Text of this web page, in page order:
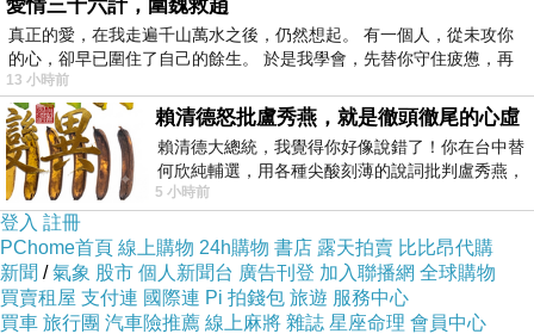
...........................就... 我佛慈悲了^^
上一篇： 心靈膚色
下一篇：
愛情三十六計，圍魏救趙
真正的愛，在我走遍千山萬水之後，仍然想起。 有一個人，從未攻你
的心，卻早已圍住了自己的餘生。 於是我學會，先替你守住疲憊，再
13 小時前
賴清德怒批盧秀燕，就是徹頭徹尾的心虛
賴清德大總統，我覺得你好像說錯了！你在台中替
何欣純輔選，用各種尖酸刻薄的說詞批判盧秀燕，
罵她施政滿意度輸給陳其邁，甚至還說盧
5 小時前
登入 註冊
PChome首頁 線上購物 24h購物 書店 露天拍賣 比比昂代購
新聞 /氣象 股市 個人新聞台 廣告刊登 加入聯播網 全球購物
買賣租屋 支付連 國際連 Pi 拍錢包 旅遊 服務中心
買車 旅行團 汽車險推薦 線上麻將 雜誌 星座命理 會員中心